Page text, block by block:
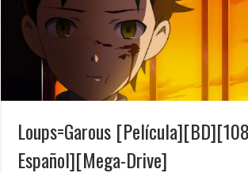
Loups=Garous
Español][Mega-Drive]